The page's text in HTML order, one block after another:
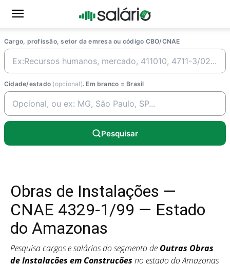
Cargo, profissão, setor da emresa ou código CBO/CNAE
Cidade/estado (opcional). Em branco = Brasil
Pesquisar
Obras de Instalações —
CNAE 4329-1/99 — Estado
do Amazonas
Pesquisa cargos e salários do segmento de Outras Obras
de Instalações em Construções no estado do Amazonas